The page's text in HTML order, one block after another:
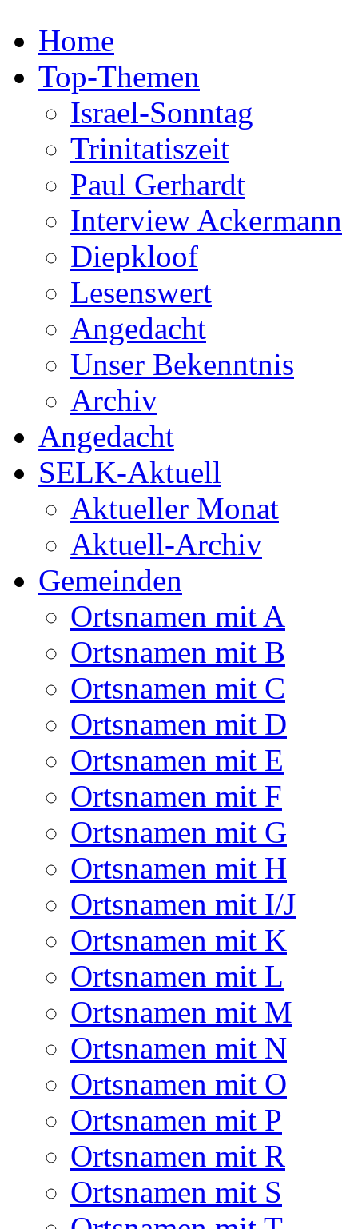
Home
Top-Themen
Israel-Sonntag
Trinitatiszeit
Paul Gerhardt
Interview Ackermann
Diepkloof
Lesenswert
Angedacht
Unser Bekenntnis
Archiv
Angedacht
SELK-Aktuell
Aktueller Monat
Aktuell-Archiv
Gemeinden
Ortsnamen mit A
Ortsnamen mit B
Ortsnamen mit C
Ortsnamen mit D
Ortsnamen mit E
Ortsnamen mit F
Ortsnamen mit G
Ortsnamen mit H
Ortsnamen mit I/J
Ortsnamen mit K
Ortsnamen mit L
Ortsnamen mit M
Ortsnamen mit N
Ortsnamen mit O
Ortsnamen mit P
Ortsnamen mit R
Ortsnamen mit S